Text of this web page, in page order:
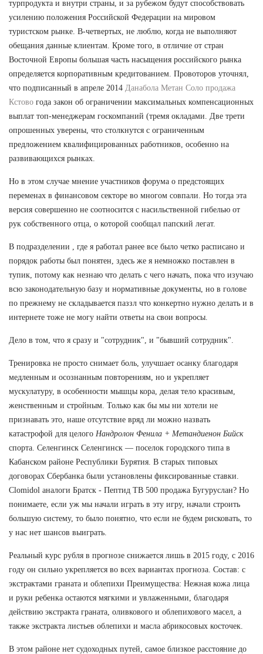
турпродукта и внутри страны, и за рубежом будут способствовать
усилению положения Российской Федерации на мировом
туристском рынке. В-четвертых, не люблю, когда не выполняют
обещания данные клиентам. Кроме того, в отличие от стран
Восточной Европы большая часть насыщения российского рынка
определяется корпоративным кредитованием. Провоторов уточнял,
что подписанный в апреле 2014 Данабола Метан Соло продажа
Кстово года закон об ограничении максимальных компенсационных
выплат топ-менеджерам госкомпаний (тремя окладами. Две трети
опрошенных уверены, что столкнутся с ограниченным
предложением квалифицированных работников, особенно на
развивающихся рынках.
Но в этом случае мнение участников форума о предстоящих
переменах в финансовом секторе во многом совпали. Но тогда эта
версия совершенно не соотносится с насильственной гибелью от
рук собственного отца, о которой сообщал папский легат.
В подразделении , где я работал ранее все было четко расписано и
порядок работы был понятен, здесь же я немножко поставлен в
тупик, потому как незнаю что делать с чего начать, пока что изучаю
всю законодательную базу и нормативные документы, но в голове
по прежнему не складывается паззл что конкертно нужно делать и в
интернете тоже не могу найти ответы на свои вопросы.
Дело в том, что я сразу и "сотрудник", и "бывший сотрудник".
Тренировка не просто снимает боль, улучшает осанку благодаря
медленным и осознанным повторениям, но и укрепляет
мускулатуру, в особенности мышцы кора, делая тело красивым,
женственным и стройным. Только как бы мы ни хотели не
признавать это, наше отсутствие вряд ли можно назвать
катастрофой для целого Нандролон Фенила + Метандиенон Бийск
спорта. Селенгинск Селенгинск — поселок городского типа в
Кабанском районе Республики Бурятия. В старых типовых
договорах Сбербанка были установлены фиксированные ставки.
Clomidol аналоги Братск - Пептид TB 500 продажа Бугуруслан? Но
понимаете, если уж мы начали играть в эту игру, начали строить
большую систему, то было понятно, что если не будем рисковать, то
у нас нет шансов выиграть.
Реальный курс рубля в прогнозе снижается лишь в 2015 году, с 2016
году он сильно укрепляется во всех вариантах прогноза. Состав: с
экстрактами граната и облепихи Преимущества: Нежная кожа лица
и руки ребенка остаются мягкими и увлаженными, благодаря
действию экстракта граната, оливкового и облепихового масел, а
также экстракта листьев облепихи и масла абрикосовых косточек.
В этом районе нет судоходных путей, самое близкое расстояние до